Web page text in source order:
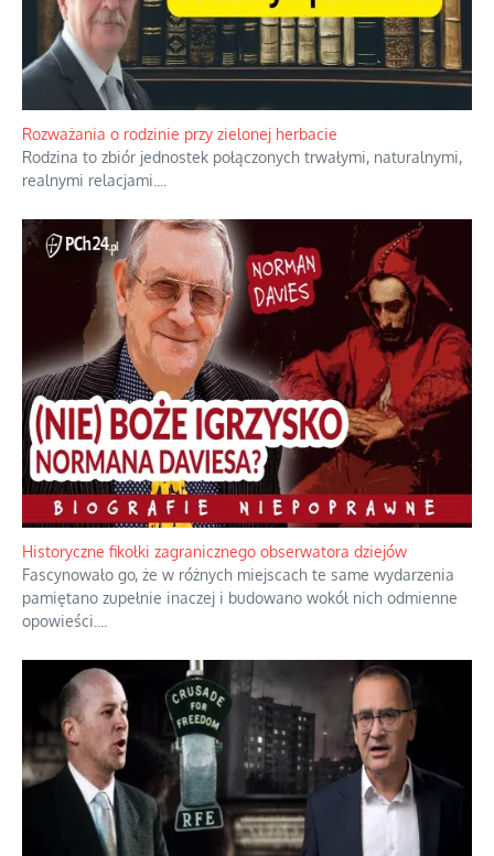
Rozważania o rodzinie przy zielonej herbacie
Rodzina to zbiór jednostek połączonych trwałymi, naturalnymi,
realnymi relacjami.
Historyczne fikołki zagranicznego obserwatora dziejów
Fascynowało go, że w różnych miejscach te same wydarzenia
pamiętano zupełnie inaczej i budowano wokół nich odmienne
opowieści.